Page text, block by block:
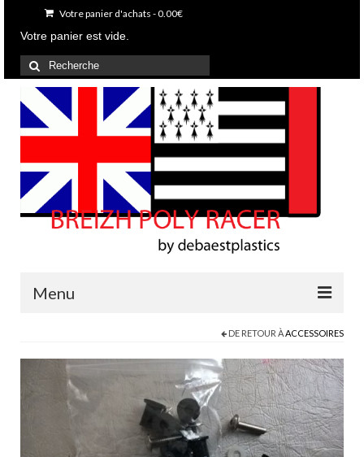
Votre panier d'achats -0.00€
Votre panier est vide.
Rechercher
:
Menu
Boutique
Projets en cours
Mon compte
DE RETOUR ÀACCESSOIRES